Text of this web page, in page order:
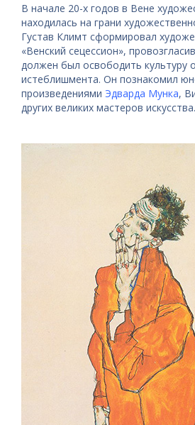
В начале 20-х годов в Вене
находилась на грани
Густав Климт сформировал
«Венский сецессион»,
должен был освободить культуру
истеблишмента. Он познакомил
произведениями Эдварда Мунка,
других великих мастеров искусства.